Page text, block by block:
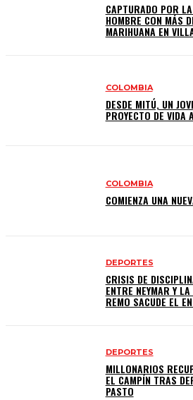
CAPTURADO POR
HOMBRE CON MÁS
MARIHUANA EN
COLOMBIA
DESDE MITÚ, UN
PROYECTO DE VIDA
COLOMBIA
COMIENZA UNA
DEPORTES
CRISIS DE
ENTRE NEYMAR Y
REMO SACUDE EL
DEPORTES
MILLONARIOS
EL CAMPÍN TRAS
PASTO